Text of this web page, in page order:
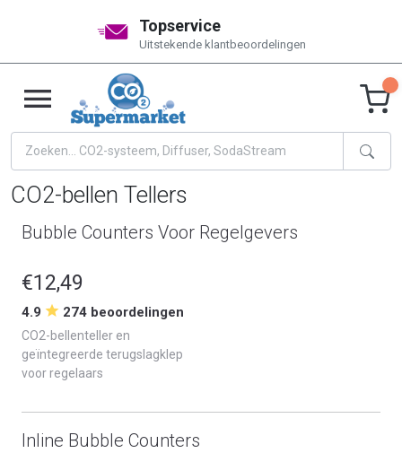
Topservice
Uitstekende klantbeoordelingen
CO2-bellen Tellers
Bubble Counters Voor Regelgevers
€12,49
4.9 274 beoordelingen
CO2-bellenteller en
geïntegreerde terugslagklep
voor regelaars
Inline Bubble Counters